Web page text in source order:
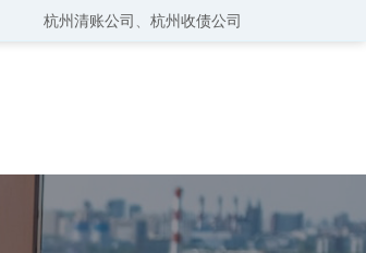
杭州清账公司 杭州收债公司